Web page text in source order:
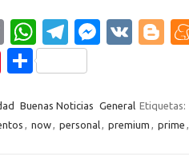
C
o
p
y
Li
W
h
at
s
A
T
el
e
gr
a
M
n
g
V
Bl
g
er
C
m
p
Buenas Noticias General Etiquetas:
, now, personal, premium , prime ,